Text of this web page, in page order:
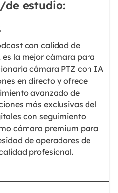
de estudio:
con calidad de
es la mejor cámara para
cámara PTZ con IA
en directo y ofrece
avanzado de
más exclusivas del
con seguimiento
cámara premium para
de operadores de
profesional.